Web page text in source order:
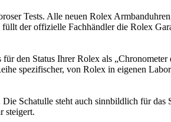
Tests. Alle neuen Rolex
füllt der offizielle Fachhändler die Rolex
den Status IhrerRolex als
spezifischer, von Rolex in eigenen
Schatulle steht auch sinnbildlich für das
steigert.